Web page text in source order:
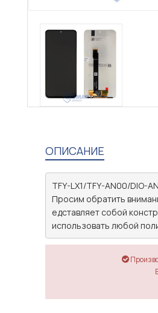
ОПИСАНИЕ
TFY-LX1/TFY-AN00/DIO-
Просим обратить
едставляет собой
использовать любой